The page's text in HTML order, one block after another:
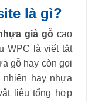
là gì?
giả gỗcao
WPC là viết tắt
gỗ hay còn gọi
hay nhựa
liệu tổng hợp